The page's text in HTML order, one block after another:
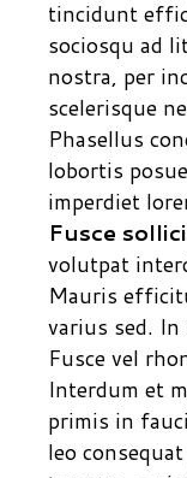
tincidunt
sociosqu ad
nostra, per
scelerisque
Phasellus
lobortis
imperdiet
Fusce
volutpat
Mauris
varius sed.
Fusce vel
Interdum et
primis in
leo